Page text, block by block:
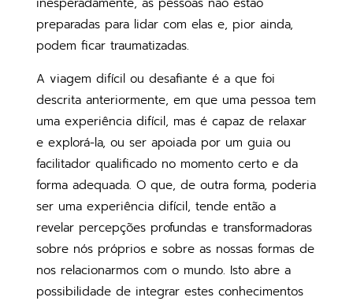
preparadas para lidar com elas e, pior ainda,
podem ficar traumatizadas.
A viagem difícil ou desafiante é a que foi
descrita anteriormente, em que uma pessoa tem
uma experiência difícil, mas é capaz de relaxar
e explorá-la, ou ser apoiada por um guia ou
facilitador qualificado no momento certo e da
forma adequada. O que, de outra forma, poderia
ser uma experiência difícil, tende então a
revelar percepções profundas e transformadoras
sobre nós próprios e sobre as nossas formas de
nos relacionarmos com o mundo. Isto abre a
possibilidade de integrar estes conhecimentos